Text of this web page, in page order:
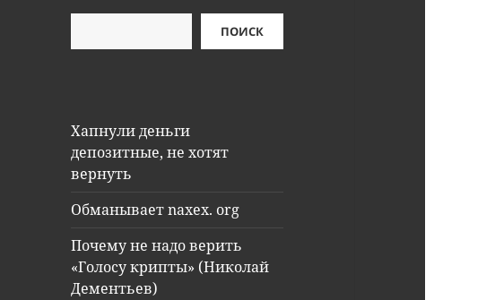
ПОИСК
Хапнули деньги
депозитные, не хотят
вернуть
Обманывает naxex. org
Почему не надо верить
«Голосу крипты» (Николай
Дементьев)